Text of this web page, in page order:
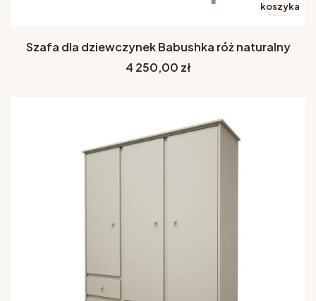
koszyka
Szafa dla dziewczynek Babushka róż naturalny
Cena
4 250,00 zł